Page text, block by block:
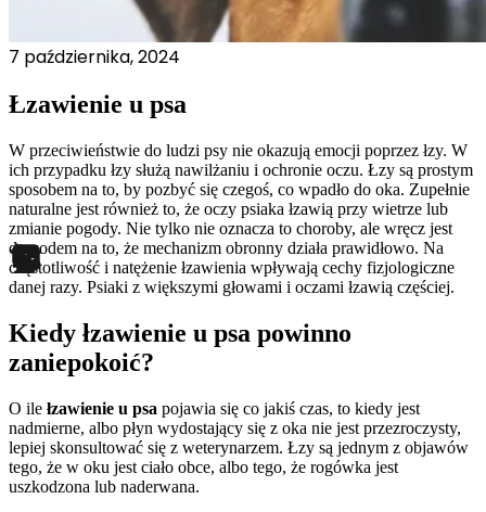
7 października, 2024
Łzawienie u psa
W przeciwieństwie do ludzi psy nie okazują emocji poprzez łzy. W
ich przypadku łzy służą nawilżaniu i ochronie oczu. Łzy są prostym
sposobem na to, by pozbyć się czegoś, co wpadło do oka. Zupełnie
naturalne jest również to, że oczy psiaka łzawią przy wietrze lub
zmianie pogody. Nie tylko nie oznacza to choroby, ale wręcz jest
dowodem na to, że mechanizm obronny działa prawidłowo. Na
częstotliwość i natężenie łzawienia wpływają cechy fizjologiczne
danej razy. Psiaki z większymi głowami i oczami łzawią częściej.
Kiedy łzawienie u psa powinno
zaniepokoić?
O ile łzawienie u psa pojawia się co jakiś czas, to kiedy jest
nadmierne, albo płyn wydostający się z oka nie jest przezroczysty,
lepiej skonsultować się z weterynarzem. Łzy są jednym z objawów
tego, że w oku jest ciało obce, albo tego, że rogówka jest
uszkodzona lub naderwana.